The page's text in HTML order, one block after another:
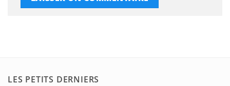
LES PETITS DERNIERS